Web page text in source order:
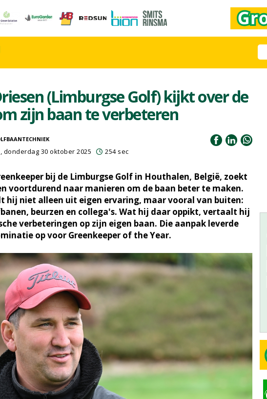
(Limburgse Golf) kijkt over de
zijn baan te verbeteren
, donderdag 30 oktober 2025 254 sec
bij de Limburgse Golf in Houthalen, België, zoekt
voortdurend naar manieren om de baan beter te maken.
hij niet alleen uit eigen ervaring, maar vooral van buiten:
beurzen en collega's. Wat hij daar oppikt, vertaalt hij
verbeteringen op zijn eigen baan. Die aanpak leverde
op voor Greenkeeper of the Year.